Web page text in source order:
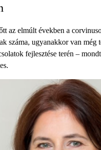
az elmúlt években a
száma, ugyanakkor van még
fejlesztése terén –